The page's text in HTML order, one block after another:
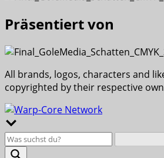
Präsentiert von
All brands, logos, characters and
copyrighted by their respective